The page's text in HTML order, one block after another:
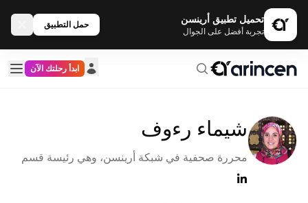
تحميل تطبيق أرينسن
تجربة أفضل على الجوال
حمل التطبيق
ابدأ رحلتك الآن
شيماء رءوف
محررة صحفية في شبكة أرينسن، وهي رئيسة قسم
التحرير لقسم اللغة العربية. قبل انضمامها إلى شبكة